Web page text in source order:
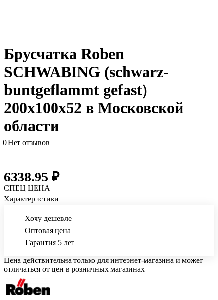
Брусчатка Roben
SCHWABING (schwarz-
buntgeflammt gefast)
200x100x52 в Московской
области
0Нет отзывов
6338.95 ₽
СПЕЦ ЦЕНА
Характеристики
Хочу дешевле
Оптовая цена
Гарантия 5 лет
Цена действительна только для интернет-магазина и может
отличаться от цен в розничных магазинах